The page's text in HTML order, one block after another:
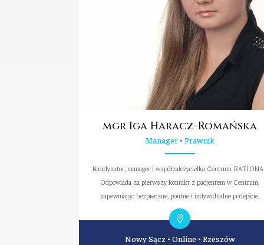
mgr Iga Haracz-Romańska
Manager• Prawnik
Koordynator, manager i współzałożycielka Centrum
Odpowiada za pierwszy kontakt z pacjentem w Centrum,
zapewniając bezpieczne, poufne i indywidualne podejście...
Nowy Sącz • Online • Rzeszów